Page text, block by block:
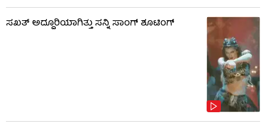
ಸಖತ್ ಅದ್ದೂರಿಯಾಗಿತ್ತು ಸನ್ನಿ ಸಾಂಗ್ ಶೂಟಿಂಗ್